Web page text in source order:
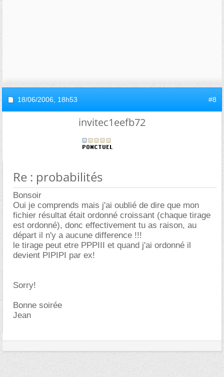
18/06/2006, 18h53 #8
invitec1eefb72
Re : probabilités
Bonsoir
Oui je comprends mais j'ai oublié de dire que mon
fichier résultat était ordonné croissant (chaque tirage
est ordonné), donc effectivement tu as raison, au
départ il n'y a aucune difference !!!
le tirage peut etre PPPIII et quand j'ai ordonné il
devient PIPIPI par ex!
Sorry!
Bonne soirée
Jean